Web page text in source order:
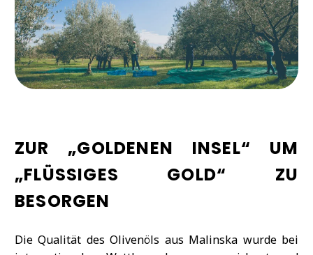
ZUR „GOLDENEN INSEL“ UM
„FLÜSSIGES GOLD“ ZU
BESORGEN
Die Qualität des Olivenöls aus Malinska wurde bei